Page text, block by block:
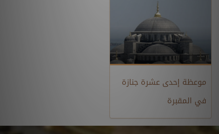
موعظة إحدى عشرة جنازة
في المقبرة